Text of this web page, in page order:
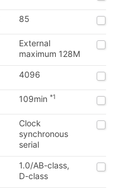
85
External
maximum 128M
4096
109min *1
Clock
synchronous
serial
1.0/AB-class,
D-class